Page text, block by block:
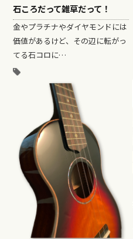
石ころだって雑草だって！
金やプラチナやダイヤモンドには
価値があるけど、その辺に転がっ
てる石コロに…